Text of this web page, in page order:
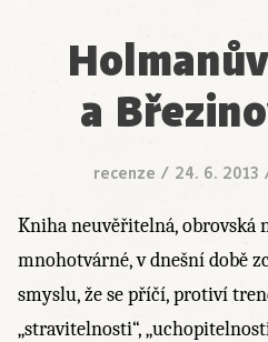
a
recenze / 24. 6. 2013
Kniha neuvěřitelná, obrovská
mnohotvárné, v dnešní době
smyslu, že se příčí, protiví
„stravitelnosti“,